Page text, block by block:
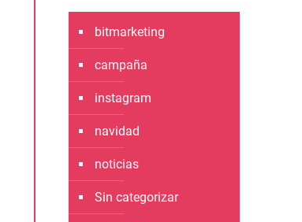
bitmarketing
campaña
instagram
navidad
noticias
Sin categorizar